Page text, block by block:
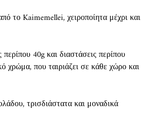
Kaimemellei, χειροποίητα μέχρι και
40g και διαστάσεις περίπου
χρώμα, που ταιριάζει σε κάθε χώρο και
τρισδιάστατα και μοναδικά